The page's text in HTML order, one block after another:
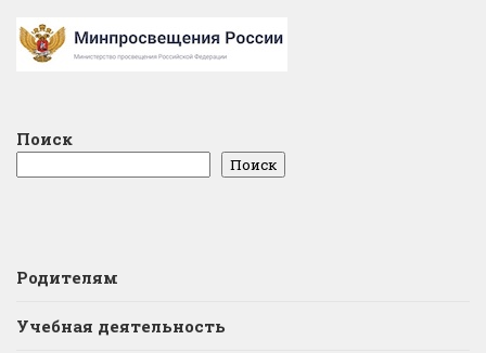
Поиск
Поиск
Родителям
Учебная деятельность